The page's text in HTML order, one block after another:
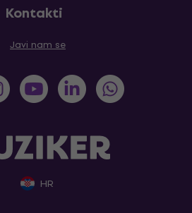
Kontakti
Javi nam se
HR